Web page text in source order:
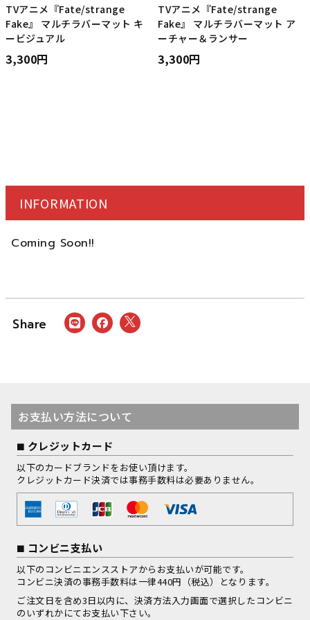
TVアニメ『Fate/strange
Fake』 マルチラバーマット キ
ービジュアル
3,300円
TVアニメ『Fate/strange
Fake』 マルチラバーマット ア
ーチャー＆ランサー
3,300円
INFORMATION
Coming Soon!!
お支払い方法について
クレジットカード
以下のカードブランドをお使い頂けます。
クレジットカード決済では事務手数料は必要ありません。
コンビニ支払い
以下のコンビニエンスストアからお支払いが可能です。
コンビニ決済の事務手数料は一律440円（税込）となります。
ご注文日を含め3日以内に、決済方法入力画面で選択したコンビニ
のいずれかにてお支払い下さい。